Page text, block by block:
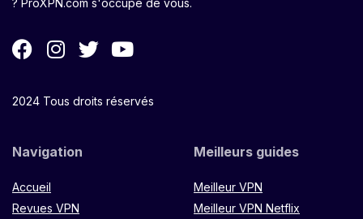
? ProXPN.com s'occupe de vous.
2024 Tous droits réservés
Navigation
Accueil
Revues VPN
Meilleurs guides
Meilleur VPN
Meilleur VPN Netflix